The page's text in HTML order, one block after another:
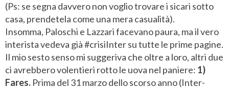
(Ps: se segna davvero non voglio trovare i sicari sotto
casa, prendetela come una mera casualità).
Insomma, Paloschi e Lazzari facevano paura, ma il vero
interista vedeva già #crisiInter su tutte le prime pagine.
Il mio sesto senso mi suggeriva che oltre a loro, altri due
ci avrebbero volentieri rotto le uova nel paniere: 1)
Fares. Prima del 31 marzo dello scorso anno (Inter-